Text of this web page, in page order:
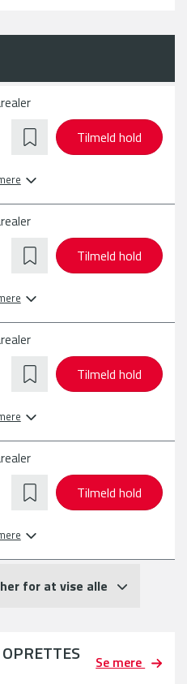
Tilmeld hold
Tilmeld hold
Tilmeld hold
Tilmeld hold
for at vise alle
Se mere